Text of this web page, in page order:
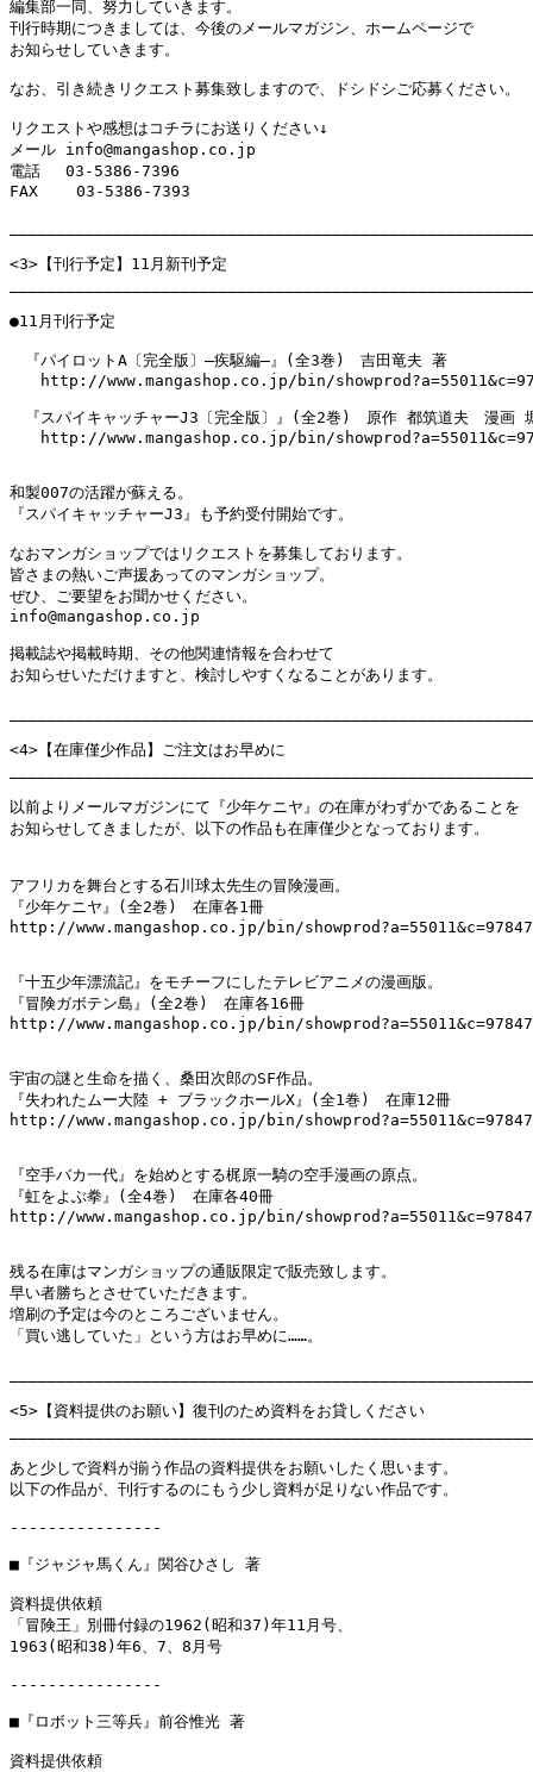
編集部一同、努力していきます。
刊行時期につきましては、今後のメールマガジン、ホームページで
お知らせしていきます。
なお、引き続きリクエスト募集致しますので、ドシドシご応募ください。
リクエストや感想はコチラにお送りください↓
メール info@mangashop.co.jp
電話　 03-5386-7396
FAX    03-5386-7393
<3>【刊行予定】11月新刊予定
●11月刊行予定
『パイロットA〔完全版〕―疾駆編―』(全3巻)　吉田竜夫 著
http://www.mangashop.co.jp/bin/
『スパイキャッチャーJ3〔完全版〕』(全2巻)　原作 都筑道夫　漫画
http://www.mangashop.co.jp/bin/
和製007の活躍が蘇える。
『スパイキャッチャーJ3』も予約受付開始です。
なおマンガショップではリクエストを募集しております。
皆さまの熱いご声援あってのマンガショップ。
ぜひ、ご要望をお聞かせください。
info@mangashop.co.jp
掲載誌や掲載時期、その他関連情報を合わせて
お知らせいただけますと、検討しやすくなることがあります。
<4>【在庫僅少作品】ご注文はお早めに
以前よりメールマガジンにて『少年ケニヤ』の在庫がわずかであることを
お知らせしてきましたが、以下の作品も在庫僅少となっております。
アフリカを舞台とする石川球太先生の冒険漫画。
『少年ケニヤ』(全2巻)　在庫各1冊
http://www.mangashop.co.jp/bin/
『十五少年漂流記』をモチーフにしたテレビアニメの漫画版。
『冒険ガボテン島』(全2巻)　在庫各16冊
http://www.mangashop.co.jp/bin/
宇宙の謎と生命を描く、桑田次郎のSF作品。
『失われたムー大陸 + ブラックホールX』(全1巻)　在庫12冊
http://www.mangashop.co.jp/bin/
『空手バカ一代』を始めとする梶原一騎の空手漫画の原点。
『虹をよぶ拳』(全4巻)　在庫各40冊
http://www.mangashop.co.jp/bin/
残る在庫はマンガショップの通販限定で販売致します。
早い者勝ちとさせていただきます。
増刷の予定は今のところございません。
「買い逃していた」という方はお早めに……。
<5>【資料提供のお願い】復刊のため資料をお貸しください
あと少しで資料が揃う作品の資料提供をお願いしたく思います。
以下の作品が、刊行するのにもう少し資料が足りない作品です。
----------------
■『ジャジャ馬くん』関谷ひさし 著
資料提供依頼
「冒険王」別冊付録の1962(昭和37)年11月号、
1963(昭和38)年6、7、8月号
----------------
■『ロボット三等兵』前谷惟光 著
資料提供依頼